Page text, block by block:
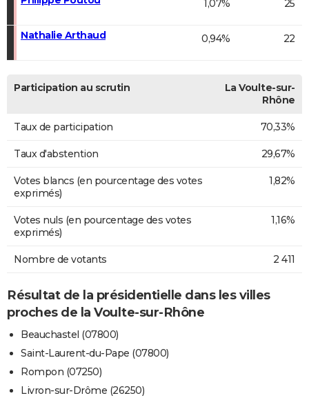
1,07% 25
Nathalie Arthaud 0,94% 22
Participation au scrutin
La Voulte-sur-
Rhône
Taux de participation 70,33%
Taux d'abstention 29,67%
Votes blancs (en pourcentage des votes
exprimés)
1,82%
Votes nuls (en pourcentage des votes
exprimés)
1,16%
Nombre de votants 2 411
Résultat de la présidentielle dans les villes
proches de la Voulte-sur-Rhône
Beauchastel (07800)
Saint-Laurent-du-Pape (07800)
Rompon (07250)
Livron-sur-Drôme (26250)